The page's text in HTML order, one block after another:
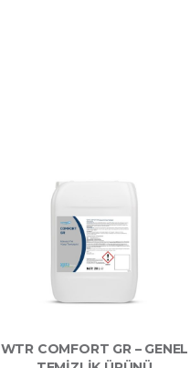
WTR COMFORT GR – GENEL